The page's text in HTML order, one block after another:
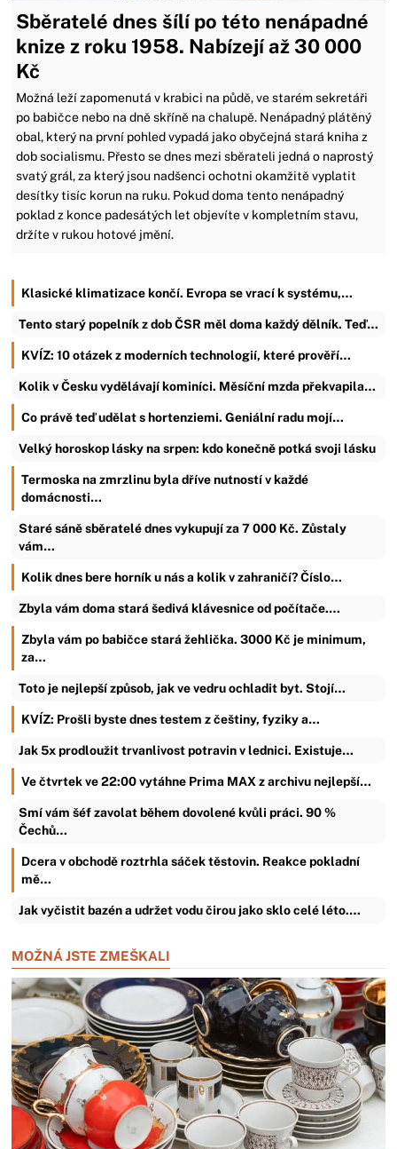
Sběratelé dnes šílí po této nenápadné
knize z roku 1958. Nabízejí až 30 000
Kč
Možná leží zapomenutá v krabici na půdě, ve starém sekretáři
po babičce nebo na dně skříně na chalupě. Nenápadný plátěný
obal, který na první pohled vypadá jako obyčejná stará kniha z
dob socialismu. Přesto se dnes mezi sběrateli jedná o naprostý
svatý grál, za který jsou nadšenci ochotni okamžitě vyplatit
desítky tisíc korun na ruku. Pokud doma tento nenápadný
poklad z konce padesátých let objevíte v kompletním stavu,
držíte v rukou hotové jmění.
Klasické klimatizace končí. Evropa se vrací k systému,…
Tento starý popelník z dob ČSR měl doma každý dělník. Teď…
KVÍZ: 10 otázek z moderních technologií, které prověří…
Kolik v Česku vydělávají kominíci. Měsíční mzda překvapila…
Co právě teď udělat s hortenziemi. Geniální radu mojí…
Velký horoskop lásky na srpen: kdo konečně potká svoji lásku
Termoska na zmrzlinu byla dříve nutností v každé
domácnosti…
Staré sáně sběratelé dnes vykupují za 7 000 Kč. Zůstaly
vám…
Kolik dnes bere horník u nás a kolik v zahraničí? Číslo…
Zbyla vám doma stará šedivá klávesnice od počítače.…
Zbyla vám po babičce stará žehlička. 3000 Kč je minimum,
za…
Toto je nejlepší způsob, jak ve vedru ochladit byt. Stojí…
KVÍZ: Prošli byste dnes testem z češtiny, fyziky a…
Jak 5x prodloužit trvanlivost potravin v lednici. Existuje…
Ve čtvrtek ve 22:00 vytáhne Prima MAX z archivu nejlepší…
Smí vám šéf zavolat během dovolené kvůli práci. 90 %
Čechů…
Dcera v obchodě roztrhla sáček těstovin. Reakce pokladní
mě…
Jak vyčistit bazén a udržet vodu čirou jako sklo celé léto.…
MOŽNÁ JSTE ZMEŠKALI